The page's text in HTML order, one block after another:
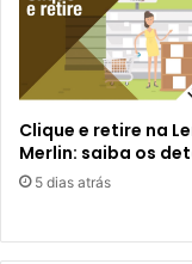
Clique e retire na
Merlin: saiba os
5 dias atrás